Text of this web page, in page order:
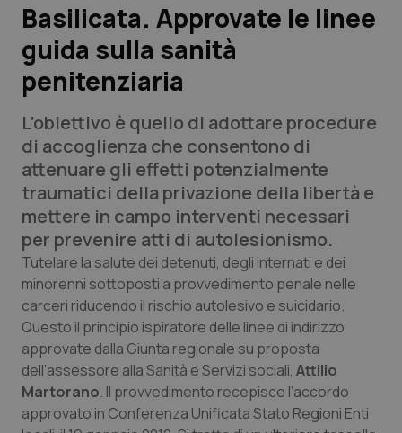
Lavoro e Professioni
Scienza e Farmaci
Studi e Analisi
Lettere al direttore
Edizioni Regionali
QS Pro
Professionisti Sanitari.AI
Abruzzo
Basilicata
QS Pro Gold
Artrite & artrosi
QS Club Newsletter
Basilicata. Approvate le linee
guida sulla sanità
penitenziaria
L’obiettivo è quello di adottare procedure
di accoglienza che consentono di
attenuare gli effetti potenzialmente
traumatici della privazione della libertà e
mettere in campo interventi necessari
per prevenire atti di autolesionismo.
Tutelare la salute dei detenuti, degli internati e dei
minorenni sottoposti a provvedimento penale nelle
carceri riducendo il rischio autolesivo e suicidario.
Questo il principio ispiratore delle linee di indirizzo
approvate dalla Giunta regionale su proposta
dell’assessore alla Sanità e Servizi sociali, Attilio
Martorano. Il provvedimento recepisce l’accordo
approvato in Conferenza Unificata Stato Regioni Enti